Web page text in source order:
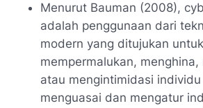
Menurut Bauman (2008),
adalah penggunaan dari
modern yang ditujukan untuk
mempermalukan,
atau mengintimidasi
menguasai dan mengatur